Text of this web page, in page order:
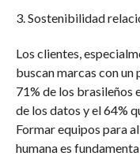
3. Sostenibilidad
Los clientes,
buscan marcas con un
71% de los brasileños
de los datos y el 64%
Formar equipos para
humana es